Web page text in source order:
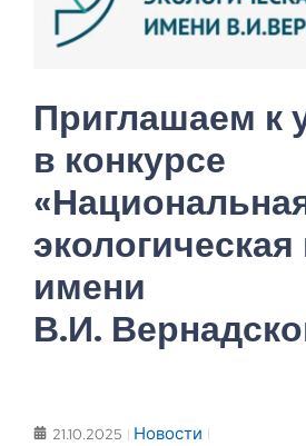
Приглашаем к
в конкурсе
имени
В.И.
21.10.2025 Новости